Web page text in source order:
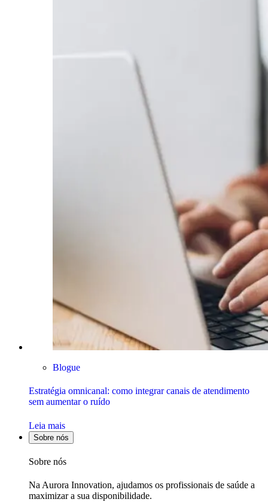
Blogue
Estratégia omnicanal: como integrar canais de atendimento
sem aumentar o ruído
Leia mais
Sobre nós
Sobre nós
Na Aurora Innovation, ajudamos os profissionais de saúde a
maximizar a sua disponibilidade.